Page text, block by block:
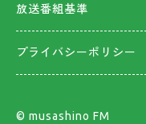
放送番組基準
プライバシーポリシー
©︎ musashino FM